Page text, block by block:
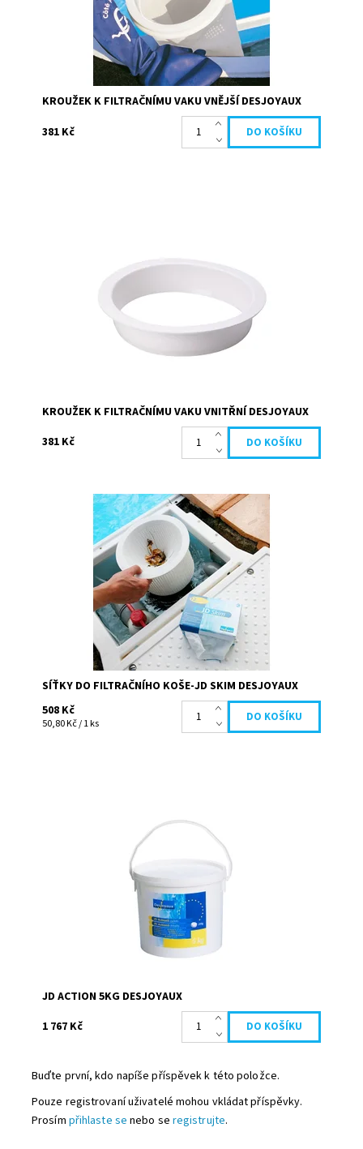
KROUŽEK K FILTRAČNÍMU VAKU VNĚJŠÍ DESJOYAUX
381 Kč
Skladem
19687
Desjoyaux
KROUŽEK K FILTRAČNÍMU VAKU VNITŘNÍ DESJOYAUX
381 Kč
Už žádné čištění koše skimmeru, bazénový předfiltr JD
Skim zadrží listí a nejjemnější nečistoty. Údržba bazénu
se stává jednodušší! filtr JD...
Dostupnost:
Skladem
20836
Desjoyaux
SÍŤKY DO FILTRAČNÍHO KOŠE-JD SKIM DESJOYAUX
508 Kč
50,80 Kč / 1 ks
pro 5 funkcí Dezinfikuje: vysoká dávka chlóru ničí viry,
bakterie a plísně. Bojuje...
Skladem
19657
Desjoyaux
JD ACTION 5KG DESJOYAUX
1 767 Kč
Buďte první, kdo napíše příspěvek k této položce.
Pouze registrovaní uživatelé mohou vkládat příspěvky.
Prosím přihlaste se nebo se registrujte.